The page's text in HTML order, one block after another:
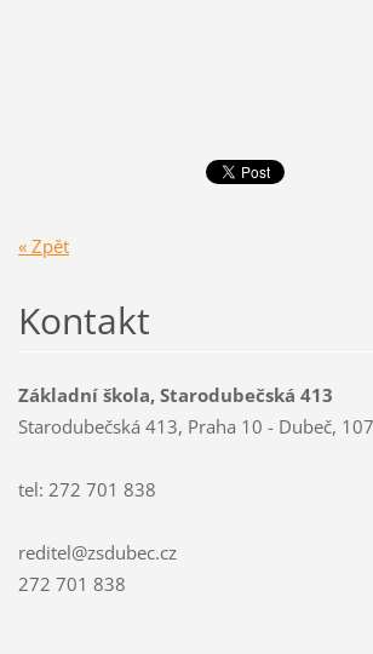
« Zpět
Kontakt
Základní škola, Starodubečská 413
Starodubečská 413, Praha 10 - Dubeč,
tel: 272 701 838
reditel@zsdubec.cz
272 701 838